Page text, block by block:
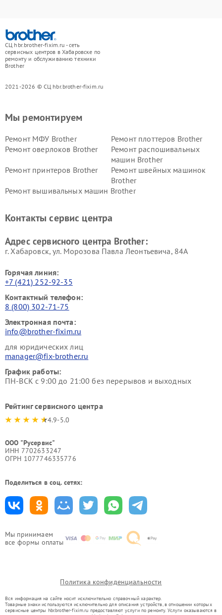
СЦ hbr.brother-fixim.ru - сеть
сервисных центров в Хабаровске по
ремонту и обслуживанию техники
Brother
2021-2026 © СЦ hbr.brother-fixim.ru
Мы принимаем
все формы оплаты
Мы ремонтируем
Ремонт МФУ Brother
Ремонт плоттеров Brother
Ремонт оверлоков Brother
Ремонт распошивальных
машин Brother
Ремонт принтеров Brother
Ремонт швейных машинок
Brother
Ремонт вышивальных машин Brother
Контакты сервис центра
Адрес сервисного центра Brother:
г. Хабаровск, ул. Морозова Павла Леонтьевича, 84А
Горячая линия:
+7 (421) 252-92-35
Контактный телефон:
8 (800) 302-71-75
Электронная почта:
info@brother-fixim.ru
для юридических лиц
manager@fix-brother.ru
График работы:
ПН-ВСК с 9:00 до 21:00 без перерывов и выходных
Рейтинг сервисного центра
4.9-5.0
ООО "Русервис"
ИНН 7702633247
ОГРН 1077746335776
Поделиться в соц. сетях:
Политика конфиденциальности
Вся информация на сайте носит исключительно справочный характер.
Товарные знаки используются исключительно для описания устройств, в отношении которых
сервисные центры hbr.brother-fixim.ru предоставляют услуги по ремонту. Услуги оказываются в